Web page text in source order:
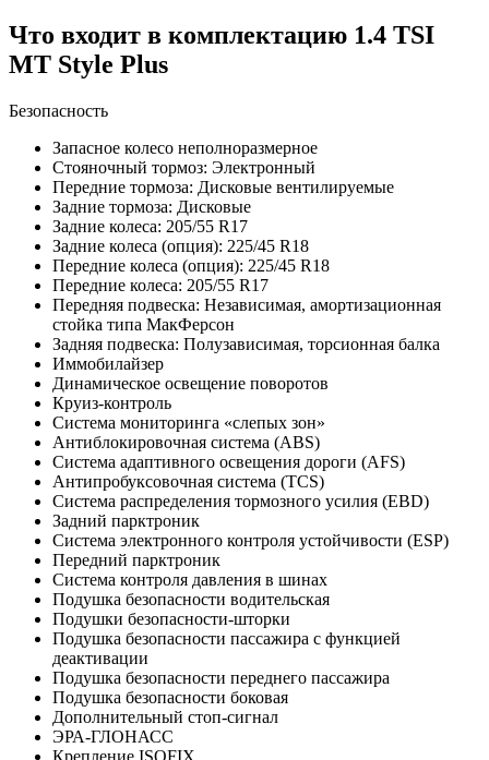
Что входит в комплектацию 1.4 TSI
MT Style Plus
Безопасность
Запасное колесо неполноразмерное
Стояночный тормоз: Электронный
Передние тормоза: Дисковые вентилируемые
Задние тормоза: Дисковые
Задние колеса: 205/55 R17
Задние колеса (опция): 225/45 R18
Передние колеса (опция): 225/45 R18
Передние колеса: 205/55 R17
Передняя подвеска: Независимая, амортизационная
стойка типа МакФерсон
Задняя подвеска: Полузависимая, торсионная балка
Иммобилайзер
Динамическое освещение поворотов
Круиз-контроль
Система мониторинга «слепых зон»
Антиблокировочная система (ABS)
Система адаптивного освещения дороги (AFS)
Антипробуксовочная система (TCS)
Система распределения тормозного усилия (EBD)
Задний парктроник
Система электронного контроля устойчивости (ESP)
Передний парктроник
Система контроля давления в шинах
Подушка безопасности водительская
Подушки безопасности-шторки
Подушка безопасности пассажира с функцией
деактивации
Подушка безопасности переднего пассажира
Подушка безопасности боковая
Дополнительный стоп-сигнал
ЭРА-ГЛОНАСС